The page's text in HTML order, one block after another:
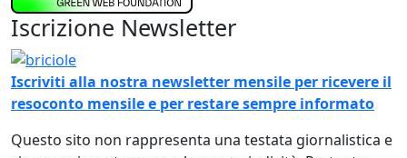
Iscrizione Newsletter
Immagine
Iscriviti alla nostra newsletter mensile per ricevere il
resoconto mensile e per restare sempre informato
Questo sito non rappresenta una testata giornalistica e